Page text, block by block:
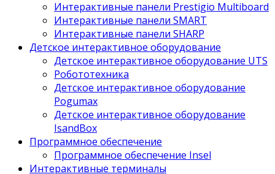
Интерактивные панели Prestigio Multiboard
Интерактивные панели SMART
Интерактивные панели SHARP
Детское интерактивное оборудование
Детское интерактивное оборудование UTS
Робототехника
Детское интерактивное оборудование
Pogumax
Детское интерактивное оборудование
IsandBox
Программное обеспечение
Программное обеспечение Insel
Интерактивные терминалы